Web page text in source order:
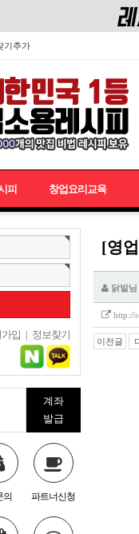
기추가
피 창업요리교육
입 | 정보찾기
계좌
발급
의 파트너신청
[영
닭발님
http://
이전글